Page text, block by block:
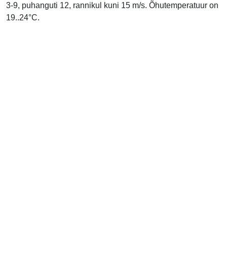
3-9, puhanguti 12, rannikul kuni 15 m/s. Õhutemperatuur on
19..24°C.